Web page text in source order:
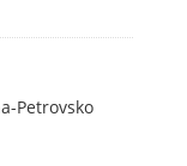
Petrovsko